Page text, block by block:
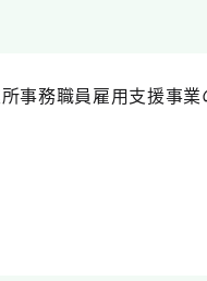
事務職員雇用支援事